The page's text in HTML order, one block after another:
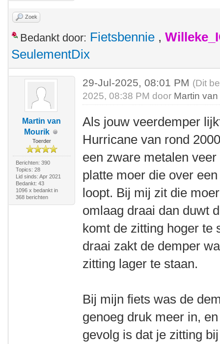
Zoek
Bedankt door: Fietsbennie ,
SeulementDix
Martin van
Mourik
Toerder
Berichten: 390
Topics: 28
Lid sinds: Apr 2021
Bedankt: 43
1096 x bedankt in
368 berichten
29-Jul-2025, 08:01 PM (Dit
2025, 08:38 PM door Martin
Als jouw veerdemper
Hurricane van rond
een zware metalen
platte moer die over
loopt. Bij mij zit die
omlaag draai dan duwt
komt de zitting hoger te
draai zakt de demper
zitting lager te staan.
Bij mijn fiets was de
genoeg druk meer in,
gevolg is dat je zitting